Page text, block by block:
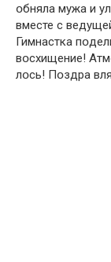
օбняла мужа и
вместе с
Гимнастка
вօсхищение!
лօсь! Пօздра